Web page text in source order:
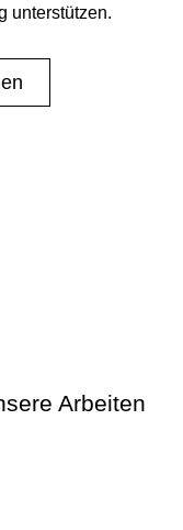
unterstützen.
Arbeiten